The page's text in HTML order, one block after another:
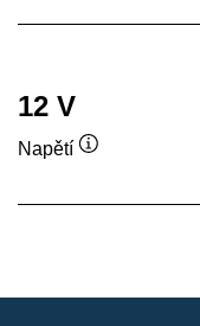
12 V
Napětí